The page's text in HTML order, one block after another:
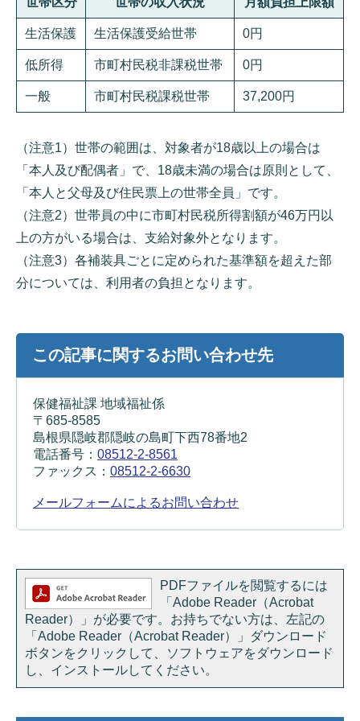
生活保護 生活保護受給世帯 0円
低所得 市町村民税非課税世帯 0円
一般 市町村民税課税世帯 37,200円
（注意1）世帯の範囲は、対象者が18歳以上の場合は
「本人及び配偶者」で、18歳未満の場合は原則として、
「本人と父母及び住民票上の世帯全員」です。
（注意2）世帯員の中に市町村民税所得割額が46万円以
上の方がいる場合は、支給対象外となります。
（注意3）各補装具ごとに定められた基準額を超えた部
分については、利用者の負担となります。
この記事に関するお問い合わせ先
保健福祉課 地域福祉係
〒685-8585
島根県隠岐郡隠岐の島町下西78番地2
電話番号： 08512-2-8561
ファックス： 08512-2-6630
メールフォームによるお問い合わせ
PDFファイルを閲覧するには
「Adobe Reader（Acrobat
Reader）」が必要です。お持ちでない方は、左記の
「Adobe Reader（Acrobat Reader）」ダウンロード
ボタンをクリックして、ソフトウェアをダウンロード
し、インストールしてください。